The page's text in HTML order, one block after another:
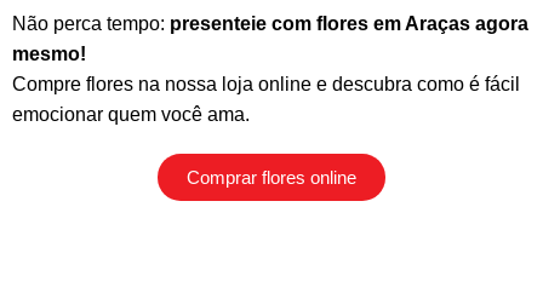
Não perca tempo: presenteie com flores em Araças agora
mesmo!
Compre flores na nossa loja online e descubra como é fácil
emocionar quem você ama.
Comprar flores online